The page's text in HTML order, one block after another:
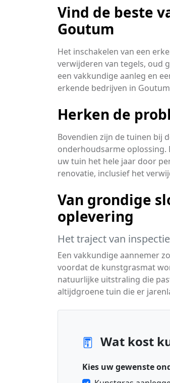
Vind de beste
Goutum
Het inschakelen van een
verwijderen van tegels, oud
een vakkundige aanleg en
erkende bedrijven in
Herken de
Bovendien zijn de tuinen bij
onderhoudsarme oplossing.
uw tuin het hele jaar door
renovatie, inclusief het
Van grondige
oplevering
Het traject van
Een vakkundige aannemer
voordat de kunstgrasmat
natuurlijke uitstraling die
altijdgroene tuin die er
Wat kost
Kies uw gewenste